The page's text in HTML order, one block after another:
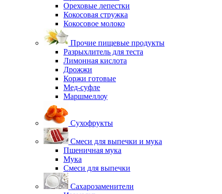
Ореховые лепестки
Кокосовая стружка
Кокосовое молоко
Прочие пищевые продукты
Разрыхлитель для теста
Лимонная кислота
Дрожжи
Коржи готовые
Мед-суфле
Маршмеллоу
Сухофрукты
Смеси для выпечки и мука
Пшеничная мука
Мука
Смеси для выпечки
Сахарозаменители